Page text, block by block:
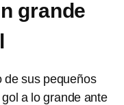
grande
de sus pequeños
a lo grande ante